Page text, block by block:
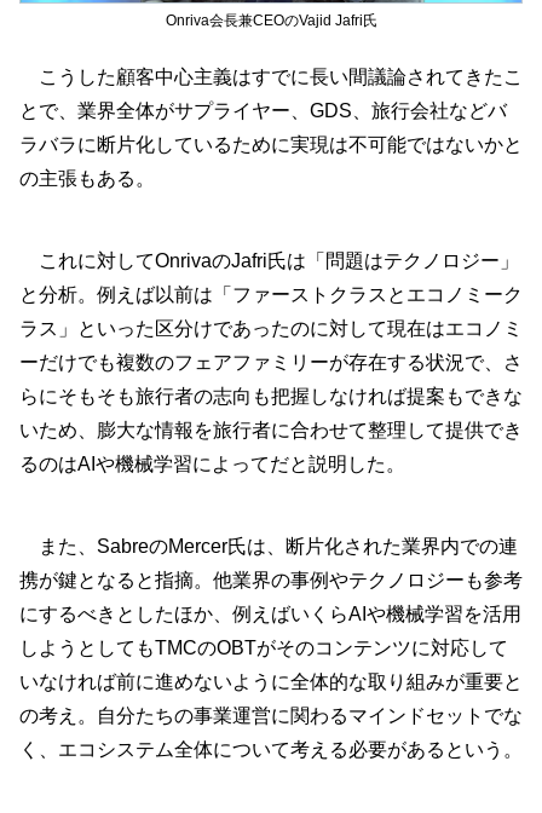
Onriva会長兼CEOのVajid Jafri氏
こうした顧客中心主義はすでに長い間議論されてきたこ
とで、業界全体がサプライヤー、GDS、旅行会社などバ
ラバラに断片化しているために実現は不可能ではないかと
の主張もある。
これに対してOnrivaのJafri氏は「問題はテクノロジー」
と分析。例えば以前は「ファーストクラスとエコノミーク
ラス」といった区分けであったのに対して現在はエコノミ
ーだけでも複数のフェアファミリーが存在する状況で、さ
らにそもそも旅行者の志向も把握しなければ提案もできな
いため、膨大な情報を旅行者に合わせて整理して提供でき
るのはAIや機械学習によってだと説明した。
また、SabreのMercer氏は、断片化された業界内での連
携が鍵となると指摘。他業界の事例やテクノロジーも参考
にするべきとしたほか、例えばいくらAIや機械学習を活用
しようとしてもTMCのOBTがそのコンテンツに対応して
いなければ前に進めないように全体的な取り組みが重要と
の考え。自分たちの事業運営に関わるマインドセットでな
く、エコシステム全体について考える必要があるという。